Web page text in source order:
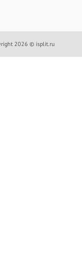
2026 © isplit.ru